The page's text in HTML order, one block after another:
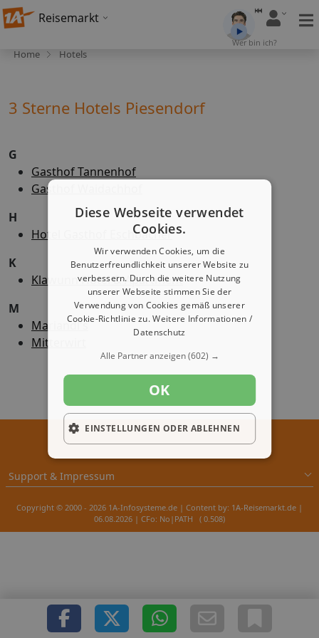
Reisemarkt
Wer bin ich?
Home Hotels
3 Sterne Hotels Piesendorf
G
Gasthof Tannenhof
Gasthof Waidachhof
H
Hotel Gasthof Eschbacher
K
Klawunn Hotel & Apartment
M
Mariandl's
Mitterwirt
Support & Impressum
Copyright © 2000 - 2026 1A-Infosysteme.de | Content by: 1A-Reisemarkt.de |
06.08.2026 | CFo: No|PATH ( 0.508)
Diese Webseite verwendet
Cookies.
Wir verwenden Cookies, um die
Benutzerfreundlichkeit unserer Website zu
verbessern. Durch die weitere Nutzung
unserer Webseite stimmen Sie der
Verwendung von Cookies gemäß unserer
Cookie-Richtlinie zu.Weitere Informationen /
Datenschutz
Alle Partner anzeigen(602) →
OK
EINSTELLUNGEN ODER ABLEHNEN